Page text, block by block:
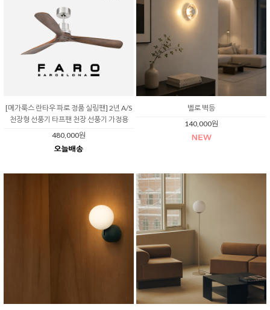
[메가룩스 란타우 파로 정품 실링팬] 2년 A/S
천장형 선풍기 타프팬 천장 선풍기 가정용
480,000원
벨로 벽등
140,000원